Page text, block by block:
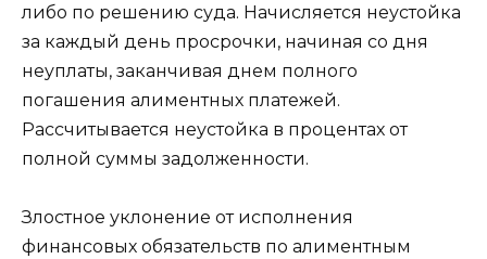
либо по решению суда. Начисляется неустойка
за каждый день просрочки, начиная со дня
неуплаты, заканчивая днем полного
погашения алиментных платежей.
Рассчитывается неустойка в процентах от
полной суммы задолженности.
Злостное уклонение от исполнения
финансовых обязательств по алиментным